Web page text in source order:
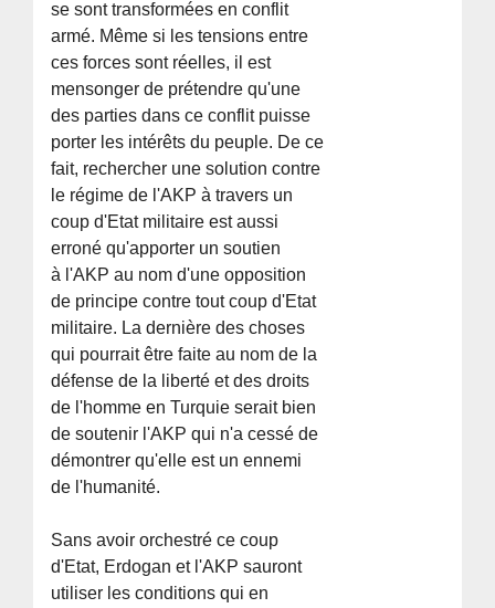
se sont transformées en conflit
armé. Même si les tensions entre
ces forces sont réelles, il est
mensonger de prétendre qu'une
des parties dans ce conflit puisse
porter les intérêts du peuple. De ce
fait, rechercher une solution contre
le régime de l'AKP à travers un
coup d'Etat militaire est aussi
erroné qu'apporter un soutien
à l'AKP au nom d'une opposition
de principe contre tout coup d'Etat
militaire. La dernière des choses
qui pourrait être faite au nom de la
défense de la liberté et des droits
de l'homme en Turquie serait bien
de soutenir l'AKP qui n'a cessé de
démontrer qu'elle est un ennemi
de l'humanité.
Sans avoir orchestré ce coup
d'Etat, Erdogan et l'AKP sauront
utiliser les conditions qui en